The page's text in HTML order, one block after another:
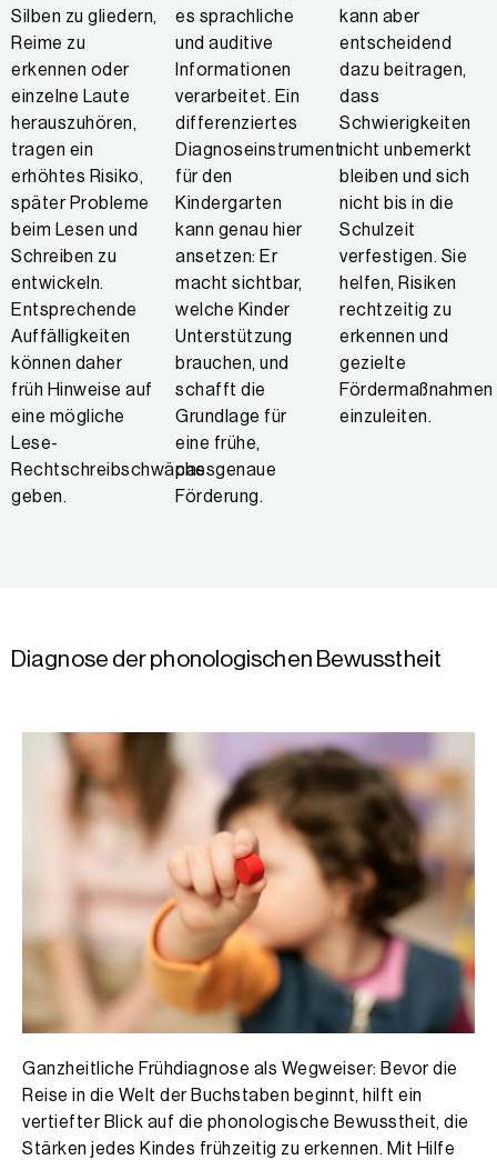
Silben zu gliedern,
Reime zu
erkennen oder
einzelne Laute
herauszuhören,
tragen ein
erhöhtes Risiko,
später Probleme
beim Lesen und
Schreiben zu
entwickeln.
Entsprechende
Auffälligkeiten
können daher
früh Hinweise auf
eine mögliche
Lese-
Rechtschreibschwäche
geben.
es sprachliche
und auditive
Informationen
verarbeitet. Ein
differenziertes
Diagnoseinstrument
für den
Kindergarten
kann genau hier
ansetzen: Er
macht sichtbar,
welche Kinder
Unterstützung
brauchen, und
schafft die
Grundlage für
eine frühe,
passgenaue
Förderung.
kann aber
entscheidend
dazu beitragen,
dass
Schwierigkeiten
nicht unbemerkt
bleiben und sich
nicht bis in die
Schulzeit
verfestigen. Sie
helfen, Risiken
rechtzeitig zu
erkennen und
gezielte
Fördermaßnahmen
einzuleiten.
Diagnose der phonologischen Bewusstheit
Ganzheitliche Frühdiagnose als Wegweiser: Bevor die
Reise in die Welt der Buchstaben beginnt, hilft ein
vertiefter Blick auf die phonologische Bewusstheit, die
Stärken jedes Kindes frühzeitig zu erkennen. Mit Hilfe